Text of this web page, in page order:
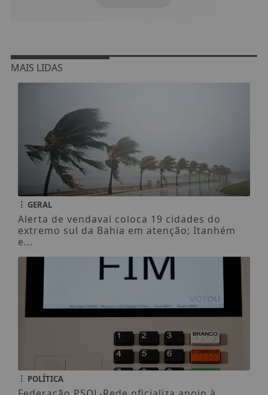
MAIS LIDAS
GERAL
Alerta de vendaval coloca 19 cidades do
extremo sul da Bahia em atenção; Itanhém
e...
POLÍTICA